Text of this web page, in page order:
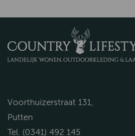
Voorthuizerstraat 131,
Putten
Tel. (0341) 492 145